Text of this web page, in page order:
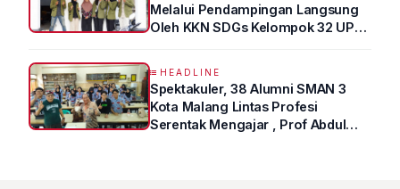
Melalui Pendampingan Langsung
Oleh KKN SDGs Kelompok 32 UPN
HEADLINE
Spektakuler, 38 Alumni SMAN 3
Kota Malang Lintas Profesi
Serentak Mengajar , Prof Abdul